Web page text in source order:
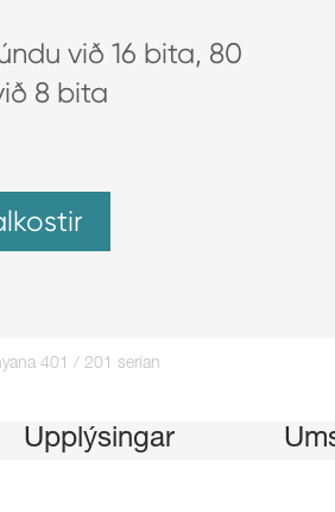
við 16 bita, 80
8 bita
401 / 201 serían
Upplýsingar